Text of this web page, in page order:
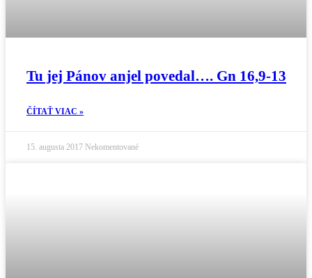
Tu jej Pánov anjel povedal…. Gn 16,9-13
ČÍTAŤ VIAC »
15. augusta 2017 Nekomentované